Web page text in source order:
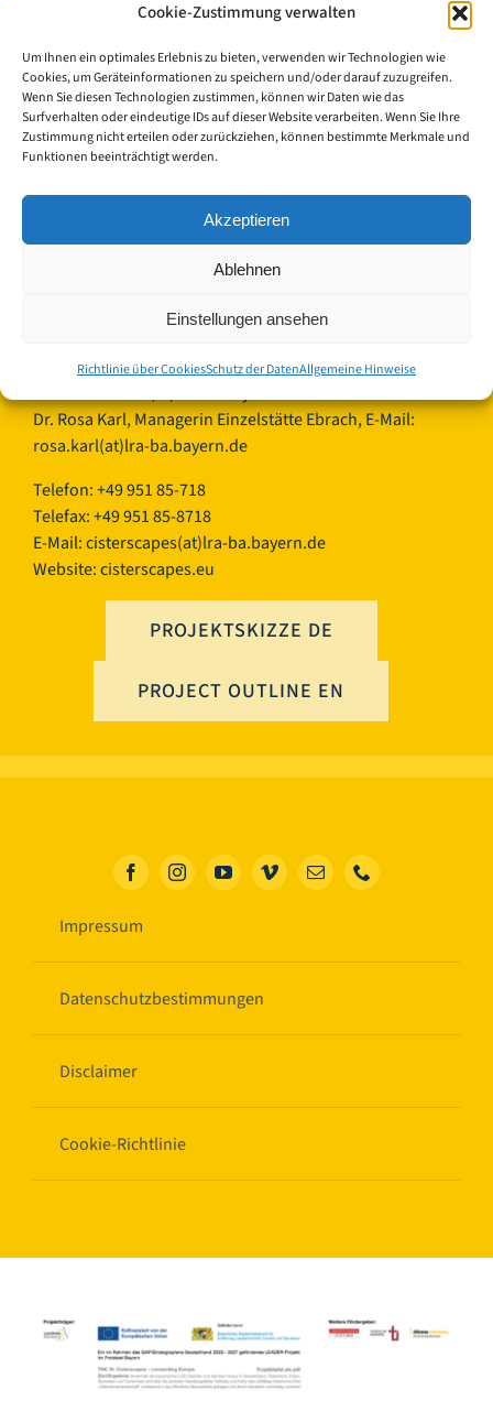
Cookie-Zustimmung verwalten
Um Ihnen ein optimales Erlebnis zu bieten, verwenden wir Technologien wie
Cookies, um Geräteinformationen zu speichern und/oder darauf zuzugreifen.
Wenn Sie diesen Technologien zustimmen, können wir Daten wie das
Surfverhalten oder eindeutige IDs auf dieser Website verarbeiten. Wenn Sie Ihre
Zustimmung nicht erteilen oder zurückziehen, können bestimmte Merkmale und
Funktionen beeinträchtigt werden.
Akzeptieren
Ablehnen
Einstellungen ansehen
Richtlinie über CookiesSchutz der DatenAllgemeine Hinweise
und alle Angaben ohne Gewähr.
Kontakt:
Landkreis Bamberg
Europäisches Kulturerbe-Siegel/Cisterscapes
Ludwigstraße 23
Germany
für das Europäisches Kulturerbe-Siegel, E-Mail:
alexandra.baier(at)lra-ba.bayern.de
Dr. Rosa Karl, Managerin Einzelstätte Ebrach, E-Mail:
rosa.karl(at)lra-ba.bayern.de
Telefon: +49 951 85-718
Telefax: +49 951 85-8718
E-Mail:cisterscapes(at)lra-ba.bayern.de
Website: cisterscapes.eu
PROJEKTSKIZZE DE
PROJECT OUTLINE EN
Impressum
Datenschutzbestimmungen
Disclaimer
Cookie-Richtlinie